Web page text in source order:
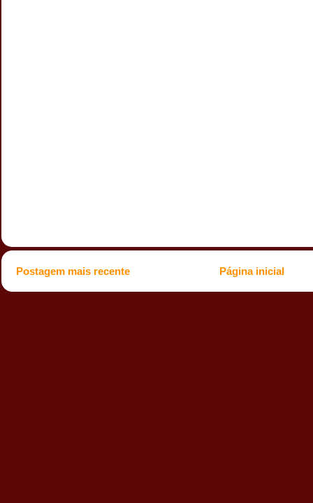
Postagem mais recente Página inicial